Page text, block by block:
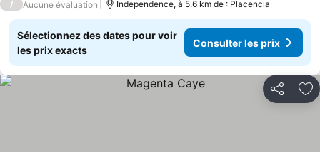
/ Aucune évaluation Independence, à 5.6 km de : Placencia
Sélectionnez des dates pour voir
les prix exacts
Consulter les prix
Partager